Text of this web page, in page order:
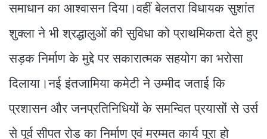
समाधान का आश्वासन दिया।वहीं बेलतरा विधायक सुशांत
शुक्ला ने भी श्रद्धालुओं की सुविधा को प्राथमिकता देते हुए
सड़क निर्माण के मुद्दे पर सकारात्मक सहयोग का भरोसा
दिलाया।नई इंतजामिया कमेटी ने उम्मीद जताई कि
प्रशासन और जनप्रतिनिधियों के समन्वित प्रयासों से उर्स
से पूर्व सीपत रोड का निर्माण एवं मरम्मत कार्य पूरा हो